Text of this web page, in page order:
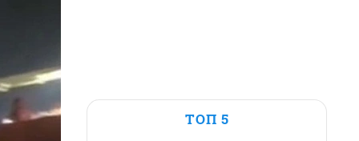
ТОП 5